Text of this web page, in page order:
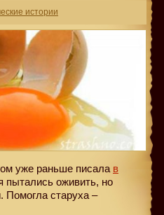
истории
уже раньше писала в
пытались оживить, но
Помогла старуха –